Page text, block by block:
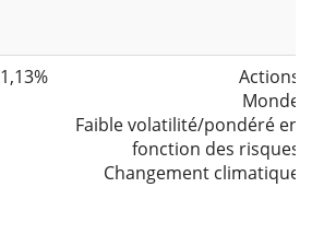
1,13%
Actions
Monde
Faible volatilité/pondéré en
fonction des risques
Changement climatique